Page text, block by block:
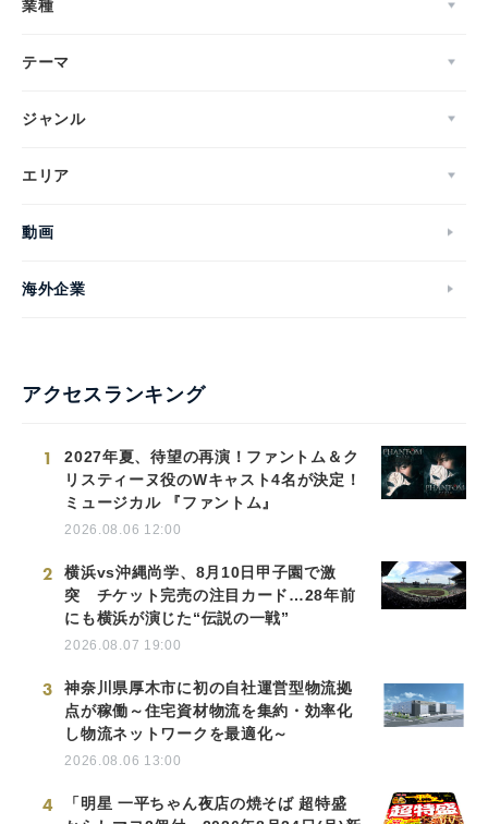
業種
テーマ
ジャンル
エリア
動画
海外企業
アクセスランキング
1
2027年夏、待望の再演！ファントム＆ク
リスティーヌ役のWキャスト4名が決定！
ミュージカル 『ファントム』
2026.08.06 12:00
2
横浜vs沖縄尚学、8月10日甲子園で激
突 チケット完売の注目カード…28年前
にも横浜が演じた“伝説の一戦”
2026.08.07 19:00
3
神奈川県厚木市に初の自社運営型物流拠
点が稼働～住宅資材物流を集約・効率化
し物流ネットワークを最適化～
2026.08.06 13:00
4
「明星 一平ちゃん夜店の焼そば 超特盛